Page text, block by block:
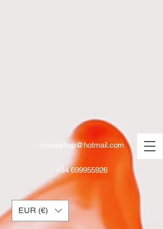
+34 699955926
EUR (€)
muxiashop@hotmail.com